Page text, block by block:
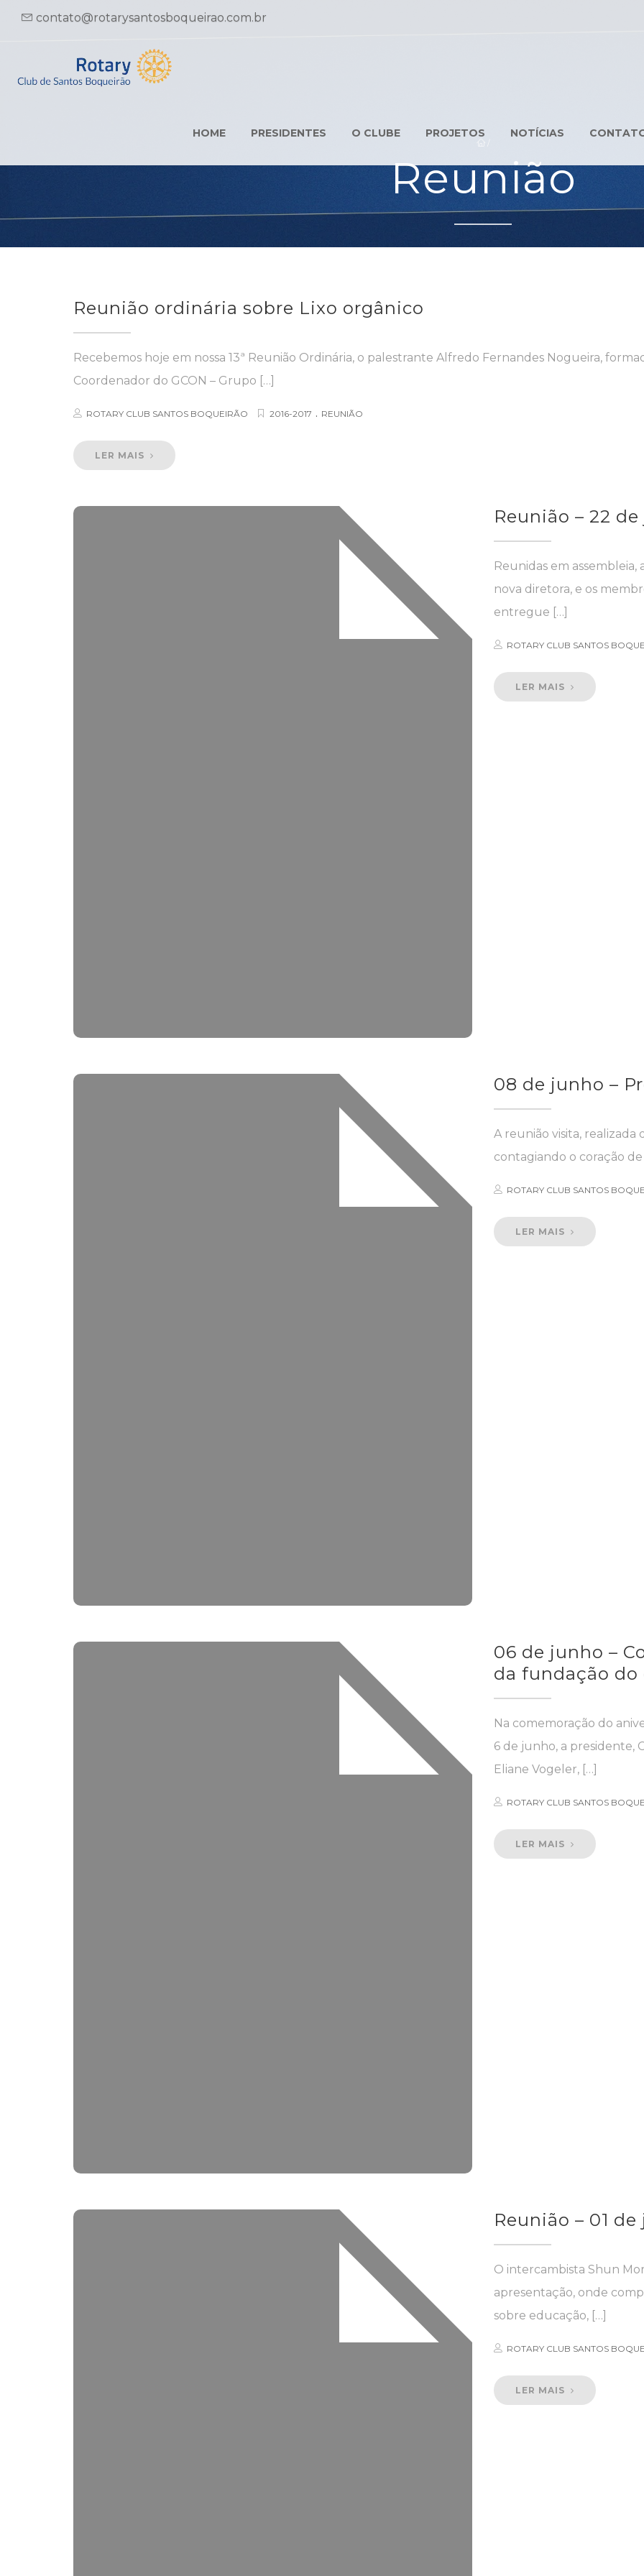
contato@rotarysantosboqueirao.com.br
HOME PRESIDENTES O CLUBE PROJETOS NOTÍCIAS
Reunião
Reunião ordinária sobre Lixo orgânico
Recebemos hoje em nossa 13ª Reunião Ordinária, o palestrante Alfredo Fernandes Nogueira,
Coordenador do GCON – Grupo […]
ROTARY CLUB SANTOS BOQUEIRÃO 2016-2017 . REUNIÃO
LER MAIS
Reunião – 22
Reunidas em assembleia,
nova diretora, e os
entregue […]
ROTARY CLUB SANTOS
LER MAIS
08 de junho –
A reunião visita, realizada
contagiando o coração
ROTARY CLUB SANTOS
LER MAIS
06 de junho –
da fundação do
Na comemoração do
6 de junho, a presidente,
Eliane Vogeler, […]
ROTARY CLUB SANTOS
LER MAIS
Reunião – 01
O intercambista Shun
apresentação, onde
sobre educação, […]
ROTARY CLUB SANTOS
LER MAIS